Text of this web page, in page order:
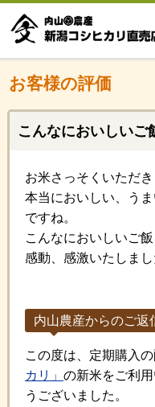
お客様の評価
こんなにおいしいご
お米さっそくいただき
本当においしい、う
ですね。
こんなにおいしいご
感動、感激いたしまし
内山農産からのご返
この度は、定期購入
カリ」の新米をご利
うございました。